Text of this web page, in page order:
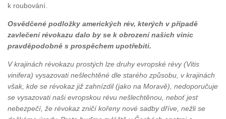
k roubování.
Osvědčené podložky amerických rév, kterých v případě
zavlečení révokazu dalo by se k obrození našich vinic
pravděpodobně s prospěchem upotřebiti.
V krajinách révokazu prostých lze druhy evropské révy (Vitis
vinifera) vysazovati nešlechtěné dle starého způsobu, v krajinách
však, kde se révokaz již zahnízdil (jako na Moravě), nedoporučuje
se vysazovati naši evropskou révu nešlechtěnou, neboť jest
nebezpečí, že révokaz zničí kořeny nové sadby dříve, nežli se